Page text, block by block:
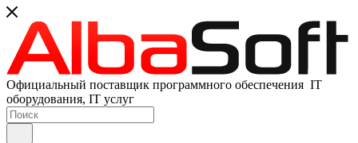
Официальный поставщик программного обеспечения IT
оборудования, IT услуг